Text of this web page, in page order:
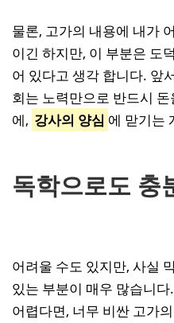
물론, 고가의 내용에 내가
이긴 하지만, 이 부분은 도
어 있다고 생각 합니다. 앞
회는 노력만으로 반드시
에, 강사의 양심 에 맏기는
독학으로도 충
어려울 수도 있지만, 사실
있는 부분이 매우 많습니
어렵다면, 너무 비싼 고가